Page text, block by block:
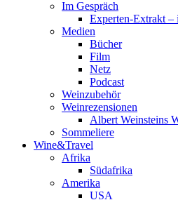
Im Gespräch
Experten-Extrakt –
Medien
Bücher
Film
Netz
Podcast
Weinzubehör
Weinrezensionen
Albert Weinsteins
Sommeliere
Wine&Travel
Afrika
Südafrika
Amerika
USA